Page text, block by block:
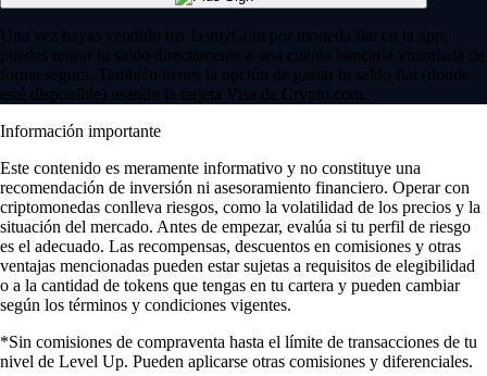
Una vez hayas vendido tus JasmyCoin por moneda fiat en la app,
puedes retirar tu saldo directamente a una cuenta bancaria vinculada de
forma segura. También tienes la opción de gastar tu saldo fiat (donde
esté disponible) usando la tarjeta Visa de Crypto.com.
Información importante
Este contenido es meramente informativo y no constituye una
recomendación de inversión ni asesoramiento financiero. Operar con
criptomonedas conlleva riesgos, como la volatilidad de los precios y la
situación del mercado. Antes de empezar, evalúa si tu perfil de riesgo
es el adecuado. Las recompensas, descuentos en comisiones y otras
ventajas mencionadas pueden estar sujetas a requisitos de elegibilidad
o a la cantidad de tokens que tengas en tu cartera y pueden cambiar
según los términos y condiciones vigentes.
*Sin comisiones de compraventa hasta el límite de transacciones de tu
nivel de Level Up. Pueden aplicarse otras comisiones y diferenciales.